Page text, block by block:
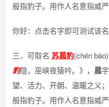
般指豹子。用作人名意指威
你好：点击名字即可测试该
三、可取名 苏晨豹(chén bào)
豹隐，巫峡夜猿吟。》 ， 晨
望、活力、开朗、温暖之义；
般指豹子。用作人名意指威